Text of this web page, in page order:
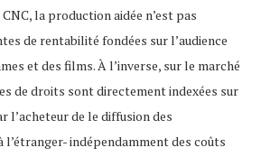
la production aidée n’est pas
de rentabilité fondées sur l’audience
et des films. À l’inverse, sur le marché
de droits sont directement indexées sur
l’acheteur de le diffusion des
indépendamment des coûts